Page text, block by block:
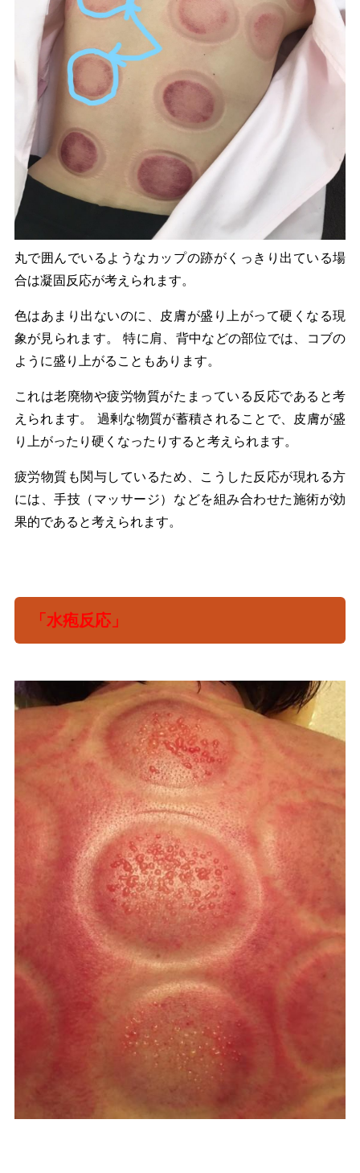
丸で囲んでいるようなカップの跡がくっきり出ている場
合は凝固反応が考えられます。
色はあまり出ないのに、皮膚が盛り上がって硬くなる現
象が見られます。 特に肩、背中などの部位では、コブの
ように盛り上がることもあります。
これは老廃物や疲労物質がたまっている反応であると考
えられます。 過剰な物質が蓄積されることで、皮膚が盛
り上がったり硬くなったりすると考えられます。
疲労物質も関与しているため、こうした反応が現れる方
には、手技（マッサージ）などを組み合わせた施術が効
果的であると考えられます。
「水疱反応」